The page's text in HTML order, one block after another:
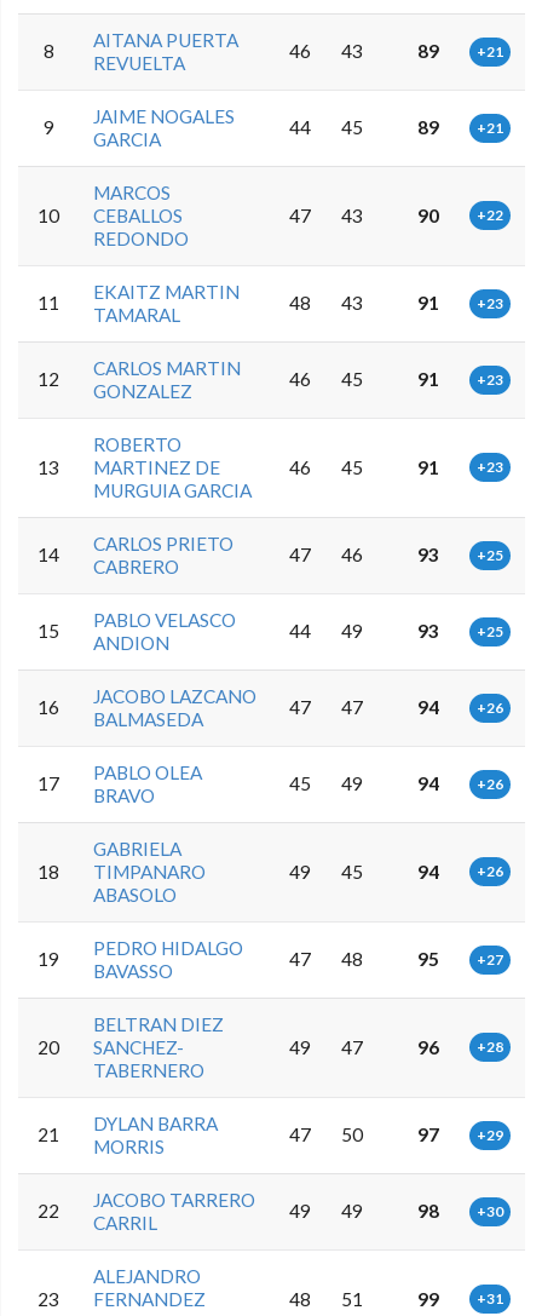
8
AITANA PUERTA
REVUELTA
46 43 89 +21
9
JAIME NOGALES
GARCIA
44 45 89 +21
10
MARCOS
CEBALLOS
REDONDO
47 43 90 +22
11
EKAITZ MARTIN
TAMARAL
48 43 91 +23
12
CARLOS MARTIN
GONZALEZ
46 45 91 +23
13
ROBERTO
MARTINEZ DE
MURGUIA GARCIA
46 45 91 +23
14
CARLOS PRIETO
CABRERO
47 46 93 +25
15
PABLO VELASCO
ANDION
44 49 93 +25
16
JACOBO LAZCANO
BALMASEDA
47 47 94 +26
17
PABLO OLEA
BRAVO
45 49 94 +26
18
GABRIELA
TIMPANARO
ABASOLO
49 45 94 +26
19
PEDRO HIDALGO
BAVASSO
47 48 95 +27
20
BELTRAN DIEZ
SANCHEZ-
TABERNERO
49 47 96 +28
21
DYLAN BARRA
MORRIS
47 50 97 +29
22
JACOBO TARRERO
CARRIL
49 49 98 +30
23
ALEJANDRO
FERNANDEZ
48 51 99 +31